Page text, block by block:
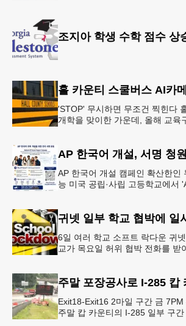
조지아 학생 수학 점수 상
홀 카운티 스쿨버스 AI카
'STOP' 무시하면 무조건 찍힌다
개학을 맞이한 가운데, 올해 교육
AP 한국어 개설, 서명 청
AP 한국어 개설 캠페인 확산한인
능 미국 공립·사립 고등학교에서
귀넷 일부 학교 협박에 일
6일 여러 학교 소프트 락다운 귀
교가 목요일 허위 협박 전화를 받
Exit18-Exit16 2마일 구간 금
주말 캅 카운티의 I-285 일부 구간